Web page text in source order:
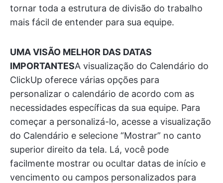
tornar toda a estrutura de divisão do trabalho
mais fácil de entender para sua equipe.
UMA VISÃO MELHOR DAS DATAS
IMPORTANTESA visualização do Calendário do
ClickUp oferece várias opções para
personalizar o calendário de acordo com as
necessidades específicas da sua equipe. Para
começar a personalizá-lo, acesse a visualização
do Calendário e selecione “Mostrar” no canto
superior direito da tela. Lá, você pode
facilmente mostrar ou ocultar datas de início e
vencimento ou campos personalizados para